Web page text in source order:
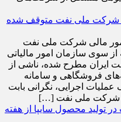
شرکت ملی نفت متوقف شده
مالی شرکت ملی نفت
۲۸۷ همتی که از سوی سازمان امور مالیاتی
ایران مطرح شده، ناشی از
فروشگاهی و سامانه
اجرایی، نگرانی بابت
شرکت ملی نفت […]
تولید محصول سایپا از هفته